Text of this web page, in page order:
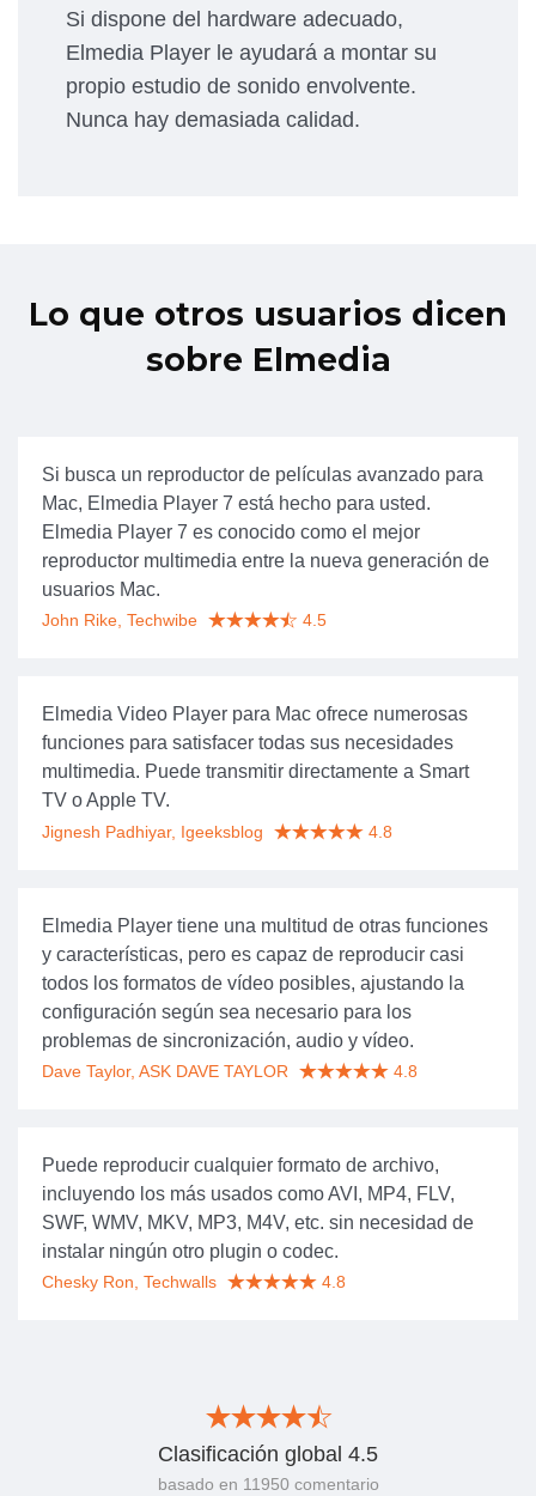
Si dispone del hardware adecuado,
Elmedia Player le ayudará a montar su
propio estudio de sonido envolvente.
Nunca hay demasiada calidad.
Lo que otros usuarios dicen
sobre Elmedia
Si busca un reproductor de películas avanzado para
Mac, Elmedia Player 7 está hecho para usted.
Elmedia Player 7 es conocido como el mejor
reproductor multimedia entre la nueva generación de
usuarios Mac.
John Rike, Techwibe 4.5
Elmedia Video Player para Mac ofrece numerosas
funciones para satisfacer todas sus necesidades
multimedia. Puede transmitir directamente a Smart
TV o Apple TV.
Jignesh Padhiyar, Igeeksblog 4.8
Elmedia Player tiene una multitud de otras funciones
y características, pero es capaz de reproducir casi
todos los formatos de vídeo posibles, ajustando la
configuración según sea necesario para los
problemas de sincronización, audio y vídeo.
Dave Taylor, ASK DAVE TAYLOR 4.8
Puede reproducir cualquier formato de archivo,
incluyendo los más usados como AVI, MP4, FLV,
SWF, WMV, MKV, MP3, M4V, etc. sin necesidad de
instalar ningún otro plugin o codec.
Chesky Ron, Techwalls 4.8
Clasificación global 4.5
basado en 11950 comentario